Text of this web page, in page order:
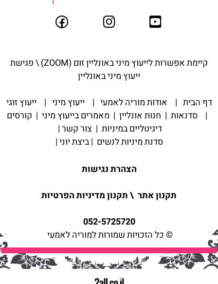
קיימת אפשרות לייעוץ מיני באונליין ז
ום (ZOOM) \ פגישת
ייעוץ מיני באונליין
דף הבית | אודות מוריה לאמעי | ייעוץ מיני |
ייעוץ זוגי
| סדנאות | חנות אונליין | מאמרים בייעוץ מיני | קורסים
דיגיטליים במיניות | צור קשר|
סדנת מיניות לנשים |ביצת יוני|
הצהרת נגישות
תקנון אתר \תקנון מדיניות הפרטיות
052-5725720
© כל הזכויות שמורות למוריה לאמעי